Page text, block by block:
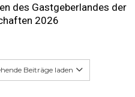
des Gastgeberlandes der
2026
Beiträge laden